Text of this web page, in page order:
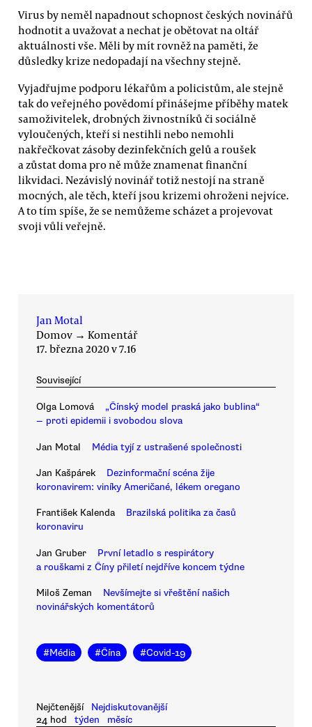
Virus by neměl napadnout schopnost českých novinářů
hodnotit a uvažovat a nechat je obětovat na oltář
aktuálnosti vše. Měli by mít rovněž na paměti, že
důsledky krize nedopadají na všechny stejně.
Vyjadřujme podporu lékařům a policistům, ale stejně
tak do veřejného povědomí přinášejme příběhy matek
samoživitelek, drobných živnostníků či sociálně
vyloučených, kteří si nestihli nebo nemohli
nakřečkovat zásoby dezinfekčních gelů a roušek
a zůstat doma pro ně může znamenat finanční
likvidaci. Nezávislý novinář totiž nestojí na straně
mocných, ale těch, kteří jsou krizemi ohroženi nejvíce.
A to tím spíše, že se nemůžeme scházet a projevovat
svoji vůli veřejně.
Jan Motal
Domov → Komentář
17. března 2020 v 7.16
Související
Olga Lomová
„Čínský model praská jako bublina“
— proti epidemii i svobodou slova
Jan Motal Média tyjí z ustrašené společnosti
Jan Kašpárek
Dezinformační scéna žije
koronavirem: viníky Američané, lékem oregano
František Kalenda
Brazilská politika za časů
koronaviru
Jan Gruber
První letadlo s respirátory
a rouškami z Číny přiletí nejdříve koncem týdne
Miloš Zeman
Nevšímejte si vřeštění našich
novinářských komentátorů
#Média #Čína #Covid-19
Nejčtenější
Nejdiskutovanější
24 hod
týden měsíc